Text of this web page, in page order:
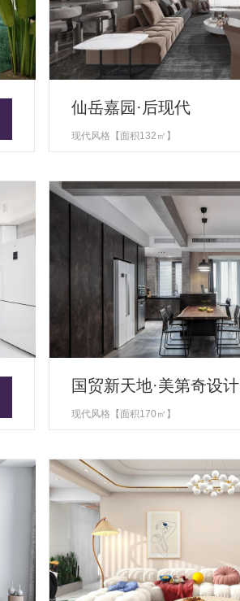
仙岳嘉园·后现代
现代风格【面积132㎡】
国贸新天地·美第奇设计
现代风格【面积170㎡】